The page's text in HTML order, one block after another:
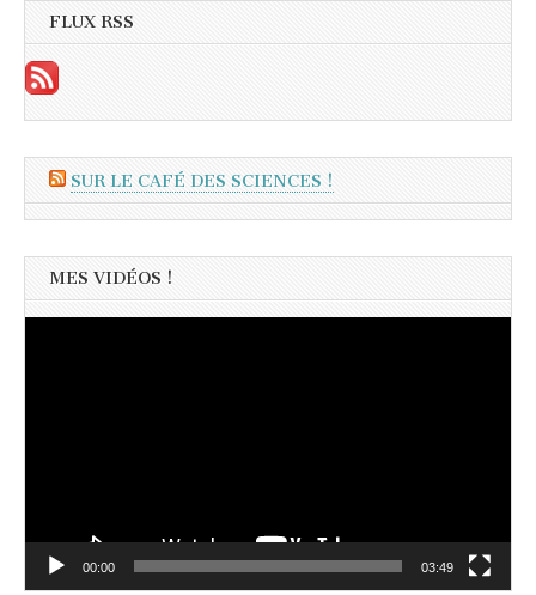
FLUX RSS
SUR LE CAFÉ DES SCIENCES !
MES VIDÉOS !
00:00 03:49